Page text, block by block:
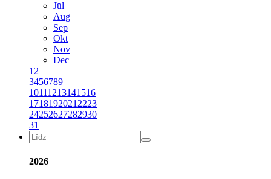
Jūl
Aug
Sep
Okt
Nov
Dec
1 2
3456789
10111213141516
1718192021 2223
24252627282930
31
2026